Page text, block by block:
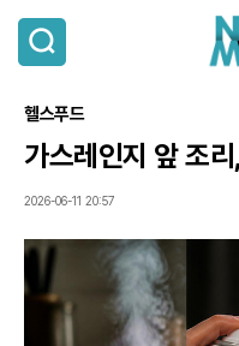
검
색
헬스푸드
가스레인지 앞 조
2026-06-11 20:57